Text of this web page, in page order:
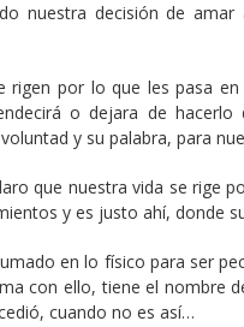
nuestra decisión de
rigen por lo que les pasa
o dejara de
y su palabra, para
que nuestra vida se rige
y es justo ahí, donde
en lo físico para ser
con ello, tiene el nombre
cuando no es así…